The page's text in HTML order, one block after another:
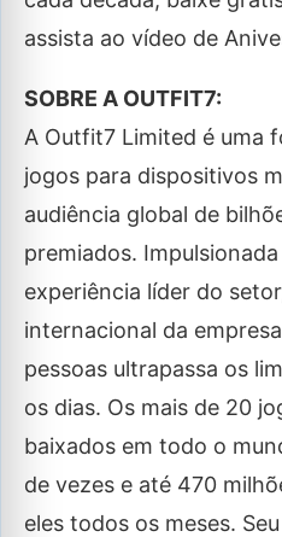
assista ao vídeo de
SOBRE A OUTFIT7:
A Outfit7 Limited é uma
jogos para dispositivos
audiência global de
premiados.
experiência líder do
internacional da
pessoas ultrapassa os
os dias. Os mais de 20
baixados em todo o
de vezes e até 470
eles todos os meses.